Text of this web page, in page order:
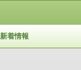
新着情報